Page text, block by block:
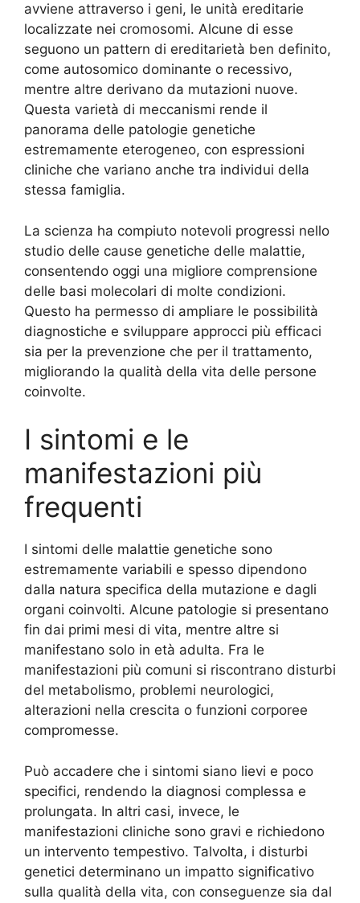
avviene attraverso i geni, le unità ereditarie
localizzate nei cromosomi. Alcune di esse
seguono un pattern di ereditarietà ben definito,
come autosomico dominante o recessivo,
mentre altre derivano da mutazioni nuove.
Questa varietà di meccanismi rende il
panorama delle patologie genetiche
estremamente eterogeneo, con espressioni
cliniche che variano anche tra individui della
stessa famiglia.
La scienza ha compiuto notevoli progressi nello
studio delle cause genetiche delle malattie,
consentendo oggi una migliore comprensione
delle basi molecolari di molte condizioni.
Questo ha permesso di ampliare le possibilità
diagnostiche e sviluppare approcci più efficaci
sia per la prevenzione che per il trattamento,
migliorando la qualità della vita delle persone
coinvolte.
I sintomi e le
manifestazioni più
frequenti
I sintomi delle malattie genetiche sono
estremamente variabili e spesso dipendono
dalla natura specifica della mutazione e dagli
organi coinvolti. Alcune patologie si presentano
fin dai primi mesi di vita, mentre altre si
manifestano solo in età adulta. Fra le
manifestazioni più comuni si riscontrano disturbi
del metabolismo, problemi neurologici,
alterazioni nella crescita o funzioni corporee
compromesse.
Può accadere che i sintomi siano lievi e poco
specifici, rendendo la diagnosi complessa e
prolungata. In altri casi, invece, le
manifestazioni cliniche sono gravi e richiedono
un intervento tempestivo. Talvolta, i disturbi
genetici determinano un impatto significativo
sulla qualità della vita, con conseguenze sia dal